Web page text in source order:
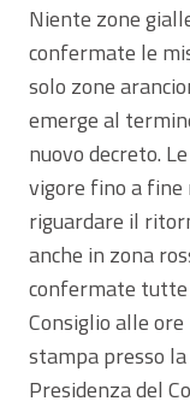
Niente zone
confermate le
solo zone
emerge al
nuovo decreto.
vigore fino a fine
riguardare il
anche in zona
confermate
Consiglio alle
stampa presso
Presidenza del